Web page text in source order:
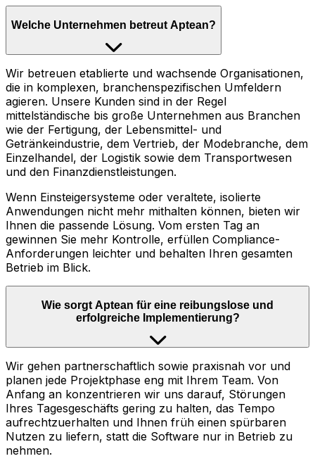
Welche Unternehmen betreut Aptean?
Wir betreuen etablierte und wachsende Organisationen,
die in komplexen, branchenspezifischen Umfeldern
agieren. Unsere Kunden sind in der Regel
mittelständische bis große Unternehmen aus Branchen
wie der Fertigung, der Lebensmittel- und
Getränkeindustrie, dem Vertrieb, der Modebranche, dem
Einzelhandel, der Logistik sowie dem Transportwesen
und den Finanzdienstleistungen.
Wenn Einsteigersysteme oder veraltete, isolierte
Anwendungen nicht mehr mithalten können, bieten wir
Ihnen die passende Lösung. Vom ersten Tag an
gewinnen Sie mehr Kontrolle, erfüllen Compliance-
Anforderungen leichter und behalten Ihren gesamten
Betrieb im Blick.
Wie sorgt Aptean für eine reibungslose und
erfolgreiche Implementierung?
Wir gehen partnerschaftlich sowie praxisnah vor und
planen jede Projektphase eng mit Ihrem Team. Von
Anfang an konzentrieren wir uns darauf, Störungen
Ihres Tagesgeschäfts gering zu halten, das Tempo
aufrechtzuerhalten und Ihnen früh einen spürbaren
Nutzen zu liefern, statt die Software nur in Betrieb zu
nehmen.